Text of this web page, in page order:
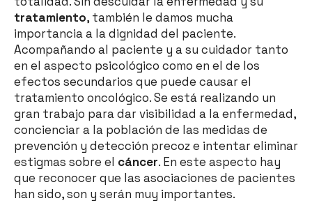
tratamiento, también le damos mucha
importancia a la dignidad del paciente.
Acompañando al paciente y a su cuidador tanto
en el aspecto psicológico como en el de los
efectos secundarios que puede causar el
tratamiento oncológico. Se está realizando un
gran trabajo para dar visibilidad a la enfermedad,
concienciar a la población de las medidas de
prevención y detección precoz e intentar eliminar
estigmas sobre el cáncer. En este aspecto hay
que reconocer que las asociaciones de pacientes
han sido, son y serán muy importantes.